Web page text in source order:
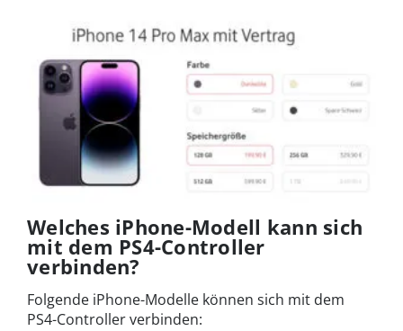
Welches iPhone-Modell kann sich
mit dem PS4-Controller
verbinden?
Folgende iPhone-Modelle können sich mit dem
PS4-Controller verbinden: